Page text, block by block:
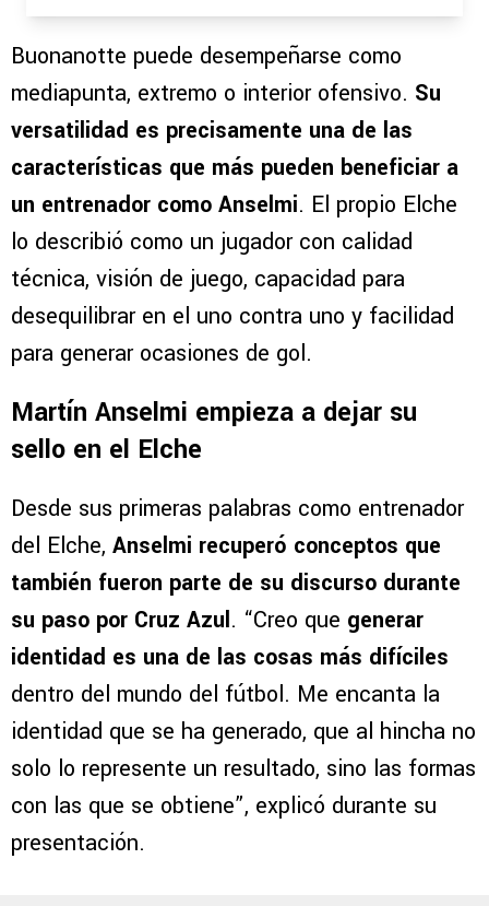
Buonanotte puede desempeñarse como
mediapunta, extremo o interior ofensivo. Su
versatilidad es precisamente una de las
características que más pueden beneficiar a
un entrenador como Anselmi. El propio Elche
lo describió como un jugador con calidad
técnica, visión de juego, capacidad para
desequilibrar en el uno contra uno y facilidad
para generar ocasiones de gol.
Martín Anselmi empieza a dejar su
sello en el Elche
Desde sus primeras palabras como entrenador
del Elche, Anselmi recuperó conceptos que
también fueron parte de su discurso durante
su paso por Cruz Azul. “Creo que generar
identidad es una de las cosas más difíciles
dentro del mundo del fútbol. Me encanta la
identidad que se ha generado, que al hincha no
solo lo represente un resultado, sino las formas
con las que se obtiene”, explicó durante su
presentación.